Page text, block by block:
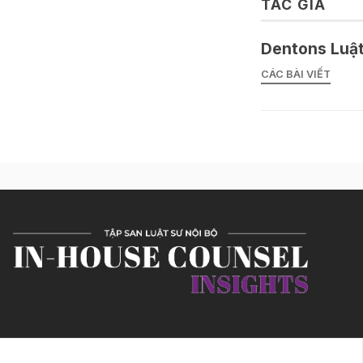
TÁC GIẢ
Dentons
CÁC BÀI VIẾT